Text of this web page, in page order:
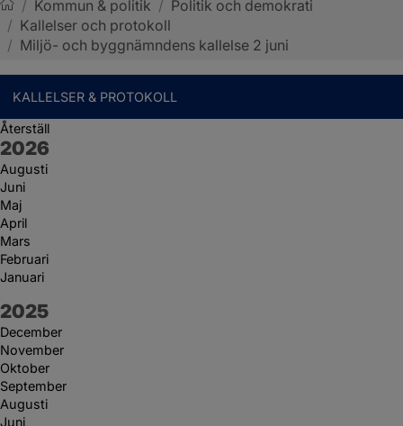
Sotenäs kommun
/ Kommun & politik / Politik och demokrati
/ Kallelser och protokoll
/ Miljö- och byggnämndens kallelse 2 juni
KALLELSER & PROTOKOLL
Återställ
År:
2026
Augusti
Juni
Maj
April
Mars
Februari
Januari
År:
2025
December
November
Oktober
September
Augusti
Juni